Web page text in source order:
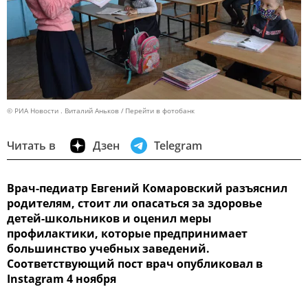
© РИА Новости . Виталий Аньков Перейти в фотобанк
Читать в Дзен Telegram
Врач-педиатр Евгений Комаровский разъяснил
родителям, стоит ли опасаться за здоровье
детей-школьников и оценил меры
профилактики, которые предпринимает
большинство учебных заведений.
Соответствующий пост врач опубликовал в
Instagram 4 ноября